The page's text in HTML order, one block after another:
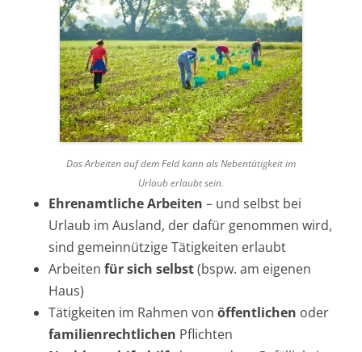
Das Arbeiten auf dem Feld kann als Nebentätigkeit im
Urlaub erlaubt sein.
Ehrenamtliche Arbeiten – und selbst bei
Urlaub im Ausland, der dafür genommen wird,
sind gemeinnützige Tätigkeiten erlaubt
Arbeiten für sich selbst(bspw. am eigenen
Haus)
Tätigkeiten im Rahmen von öffentlichen oder
familienrechtlichen Pflichten